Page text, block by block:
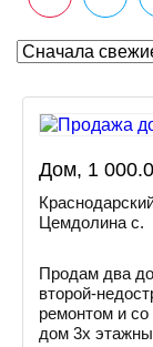
Дом, 1
Цемдолина с.
Продам два
второй-
ремонтом и
дом 3х